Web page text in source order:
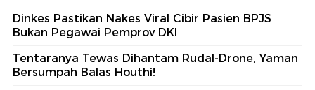
Dinkes Pastikan Nakes Viral Cibir Pasien BPJS
Bukan Pegawai Pemprov DKI
Tentaranya Tewas Dihantam Rudal-Drone, Yaman
Bersumpah Balas Houthi!